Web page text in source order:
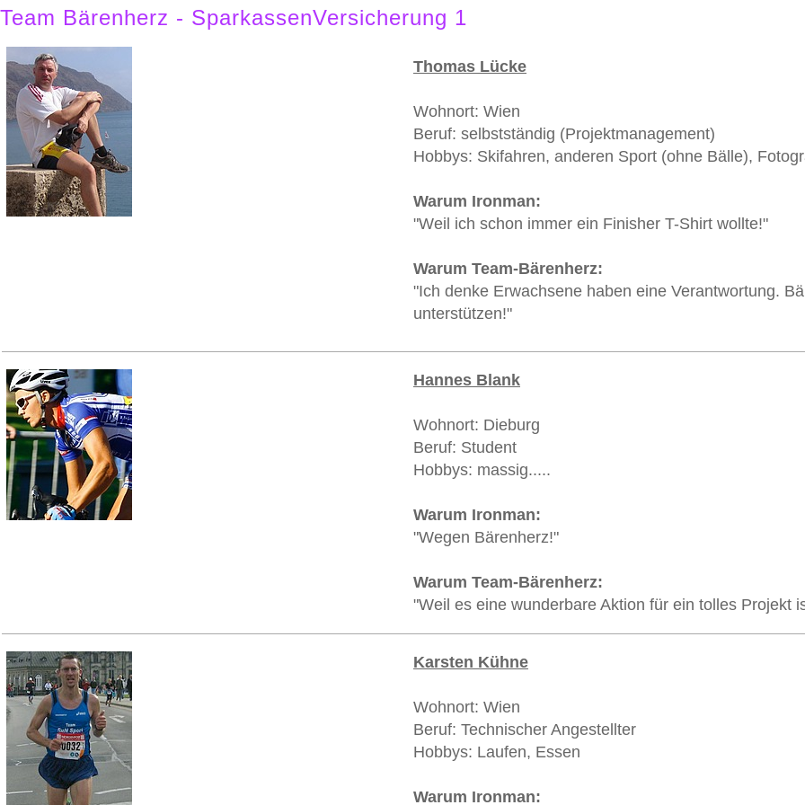
Team Bärenherz - SparkassenVersicherung 1
Thomas Lücke
Wohnort: Wien
Beruf: selbstständig (Projektmanagement)
Hobbys: Skifahren, anderen Sport (ohne Bälle),
Warum Ironman:
"Weil ich schon immer ein Finisher T-Shirt wollte!"
Warum Team-Bärenherz:
"Ich denke Erwachsene haben eine Verantwortung.
unterstützen!"
Hannes Blank
Wohnort: Dieburg
Beruf: Student
Hobbys: massig.....
Warum Ironman:
"Wegen Bärenherz!"
Warum Team-Bärenherz:
"Weil es eine wunderbare Aktion für ein tolles Projekt
Karsten Kühne
Wohnort: Wien
Beruf: Technischer Angestellter
Hobbys: Laufen, Essen
Warum Ironman: